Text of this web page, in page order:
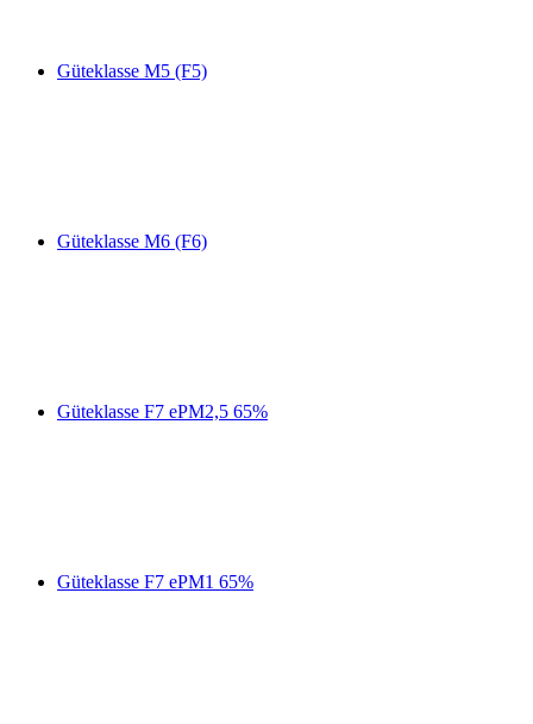
Güteklasse M5 (F5)
Güteklasse M6 (F6)
Güteklasse F7 ePM2,5 65%
Güteklasse F7 ePM1 65%